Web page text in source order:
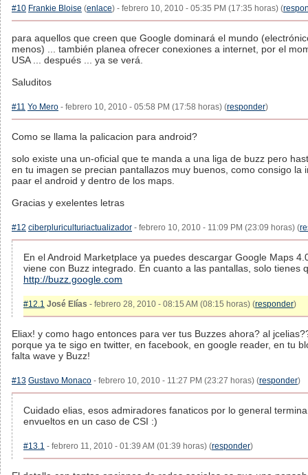
#10 Frankie Bloise (enlace) - febrero 10, 2010 - 05:35 PM (17:35 horas) (
para aquellos que creen que Google dominará el mundo
menos) ... también planea ofrecer conexiones a internet, por el
USA ... después ... ya se verá.
Saluditos
#11 Yo Mero - febrero 10, 2010 - 05:58 PM (17:58 horas) (responder)
Como se llama la palicacion para android?
solo existe una un-oficial que te manda a una liga de buzz pero
en tu imagen se precian pantallazos muy buenos, como consigo la
paar el android y dentro de los maps.
Gracias y exelentes letras
#12 ciberpluriculturiactualizador - febrero 10, 2010 - 11:09 PM (23:09 horas) (
En el Android Marketplace ya puedes descargar Google Maps
viene con Buzz integrado. En cuanto a las pantallas, solo tienes
http://buzz.google.com
#12.1 José Elías - febrero 28, 2010 - 08:15 AM (08:15 horas) (responder)
Eliax! y como hago entonces para ver tus Buzzes ahora? al
porque ya te sigo en twitter, en facebook, en google reader, en tu
falta wave y Buzz!
#13 Gustavo Monaco - febrero 10, 2010 - 11:27 PM (23:27 horas) (responder)
Cuidado elias, esos admiradores fanaticos por lo general
envueltos en un caso de CSI :)
#13.1 - febrero 11, 2010 - 01:39 AM (01:39 horas) (responder)